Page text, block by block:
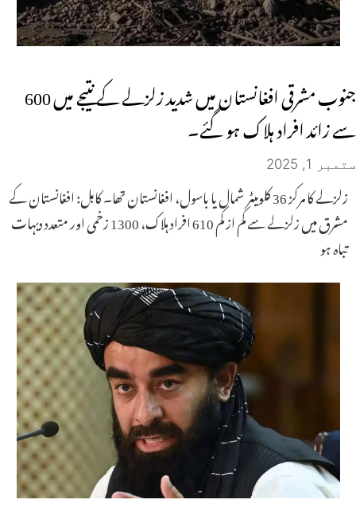
جنوب مشرقی افغانستان میں شدید زلزلے کے نتیجے میں 600
سے زائد افراد ہلاک ہو گئے۔
ستمبر 1, 2025
زلزلے کا مرکز 36 کلومیٹر شمال یا باسول، افغانستان تھا۔ کابل: افغانستان کے
مشرق میں زلزلے سے کم از کم 610 افراد ہلاک، 1300 زخمی اور متعدد دیہات
تباہ ہو